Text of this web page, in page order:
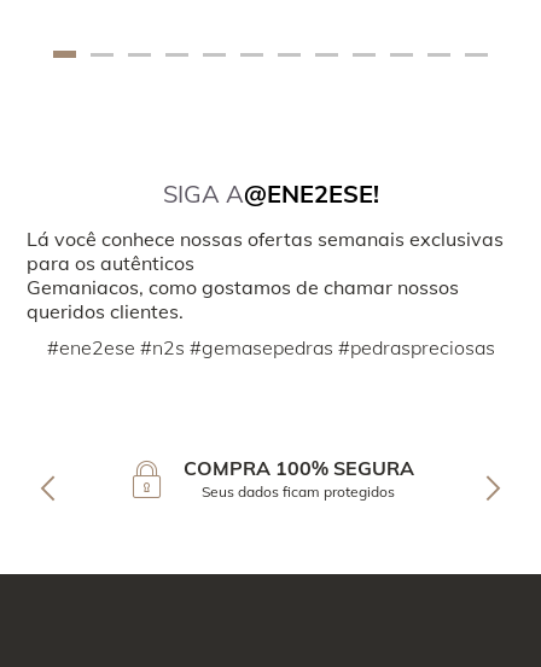
SIGA A@ENE2ESE!
Lá você conhece nossas ofertas semanais exclusivas
para os autênticos
Gemaniacos, como gostamos de chamar nossos
queridos clientes.
#ene2ese #n2s #gemasepedras #pedraspreciosas
COMPRA 100% SEGURA
Seus dados ficam protegidos